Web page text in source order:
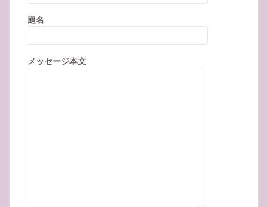
題名
メッセージ本文